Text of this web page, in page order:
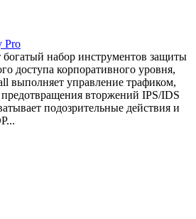
Pro
богатый набор инструментов защиты
доступа корпоративного уровня,
выполняет управление трафиком,
вторжений IPS/IDS
подозрительные действия и